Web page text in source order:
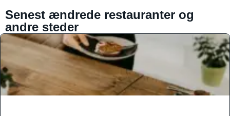
Senest ændrede restauranter og
andre steder